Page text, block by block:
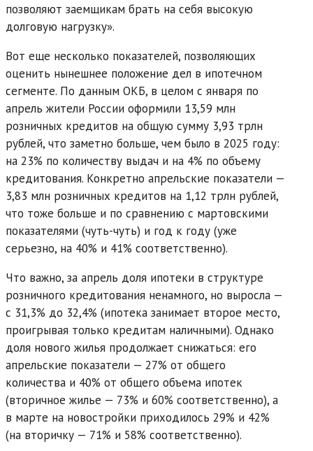
позволяют заемщикам брать на себя высокую
долговую нагрузку».
Вот еще несколько показателей, позволяющих
оценить нынешнее положение дел в ипотечном
сегменте. По данным ОКБ, в целом с января по
апрель жители России оформили 13,59 млн
розничных кредитов на общую сумму 3,93 трлн
рублей, что заметно больше, чем было в 2025 году:
на 23% по количеству выдач и на 4% по объему
кредитования. Конкретно апрельские показатели —
3,83 млн розничных кредитов на 1,12 трлн рублей,
что тоже больше и по сравнению с мартовскими
показателями (чуть-чуть) и год к году (уже
серьезно, на 40% и 41% соответственно).
Что важно, за апрель доля ипотеки в структуре
розничного кредитования ненамного, но выросла —
с 31,3% до 32,4% (ипотека занимает второе место,
проигрывая только кредитам наличными). Однако
доля нового жилья продолжает снижаться: его
апрельские показатели — 27% от общего
количества и 40% от общего объема ипотек
(вторичное жилье — 73% и 60% соответственно), а
в марте на новостройки приходилось 29% и 42%
(на вторичку — 71% и 58% соответственно).